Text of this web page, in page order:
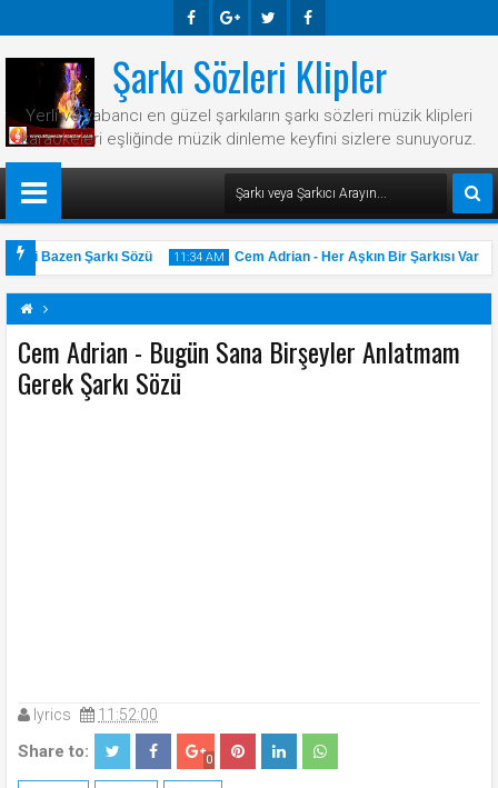
Ook E-
Plus
R Ook
Şarkı Sözleri Klipler
Yerli ve yabancı en güzel şarkıların şarkı sözleri müzik klipleri
karaokeleri eşliğinde müzik dinleme keyfini sizlere sunuyoruz.
Bazen Şarkı Sözü 11:34 AM Cem Adrian - Her Aşkın Bir Şarkısı Var
Cem Adrian - Bugün Sana Birşeyler Anlatmam
Gerek Şarkı Sözü
lyrics 11:52:00
Share to: 0